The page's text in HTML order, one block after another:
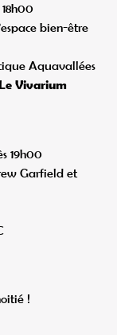
bien-être
Aquavallées
Vivarium
19h00
Garfield et
!